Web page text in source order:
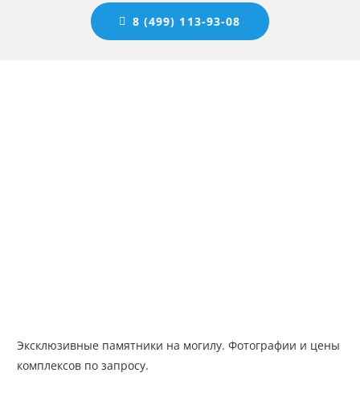
8 (499) 113-93-08
Эксклюзивные памятники на могилу. Фотографии и цены
комплексов по запросу.